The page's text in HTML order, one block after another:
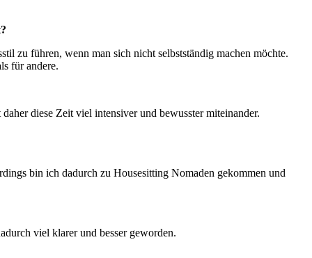
zu führen, wenn man sich nicht selbstständig machen möchte.
für andere.
diese Zeit viel intensiver und bewusster miteinander.
bin ich dadurch zu Housesitting Nomaden gekommen und
viel klarer und besser geworden.